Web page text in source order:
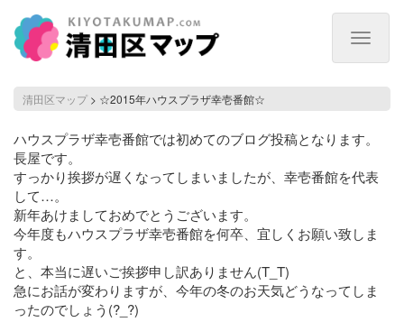
Toggle
☆2015
年
ハ
ウ
ス
プ
ラ
ザ
幸
壱
番
館
清田区マップ > ☆2015年ハウスプラザ幸壱番館☆
ハウスプラザ幸壱番館では初めてのブログ投稿となります。
長屋です。
すっかり挨拶が遅くなってしまいましたが、幸壱番館を代表
して…。
新年あけましておめでとうございます。
今年度もハウスプラザ幸壱番館を何卒、宜しくお願い致しま
す。
と、本当に遅いご挨拶申し訳ありません(T_T)
急にお話が変わりますが、今年の冬のお天気どうなってしま
ったのでしょう(?_?)